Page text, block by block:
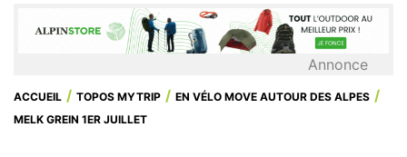
Annonce
ACCUEIL TOPOS MYTRIP
EN VÉLO MOVE AUTOUR DES ALPES
MELK GREIN 1ER JUILLET